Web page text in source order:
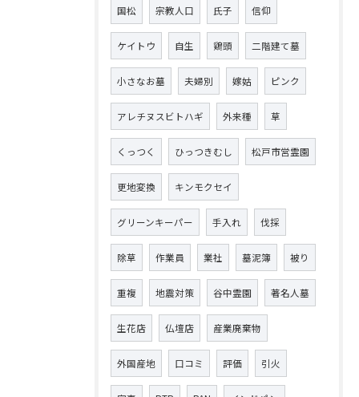
国松 宗教人口 氏子 信仰
ケイトウ 自生 鶏頭 二階建て墓
小さなお墓 夫婦別 嫁姑 ピンク
アレチヌスビトハギ 外来種 草
くっつく ひっつきむし 松戸市営霊園
更地変換 キンモクセイ
グリーンキーパー 手入れ 伐採
除草 作業員 業社 墓泥簿 被り
重複 地震対策 谷中霊園 著名人墓
生花店 仏壇店 産業廃棄物
外国産地 口コミ 評価 引火